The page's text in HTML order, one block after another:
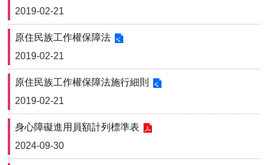
查
詢
項
相
網
站
臺
2019-02-21
原住民族工作權保障法
2019-02-21
原住民族工作權保障法施行細則
2019-02-21
身心障礙進用員額計列標準表
2024-09-30